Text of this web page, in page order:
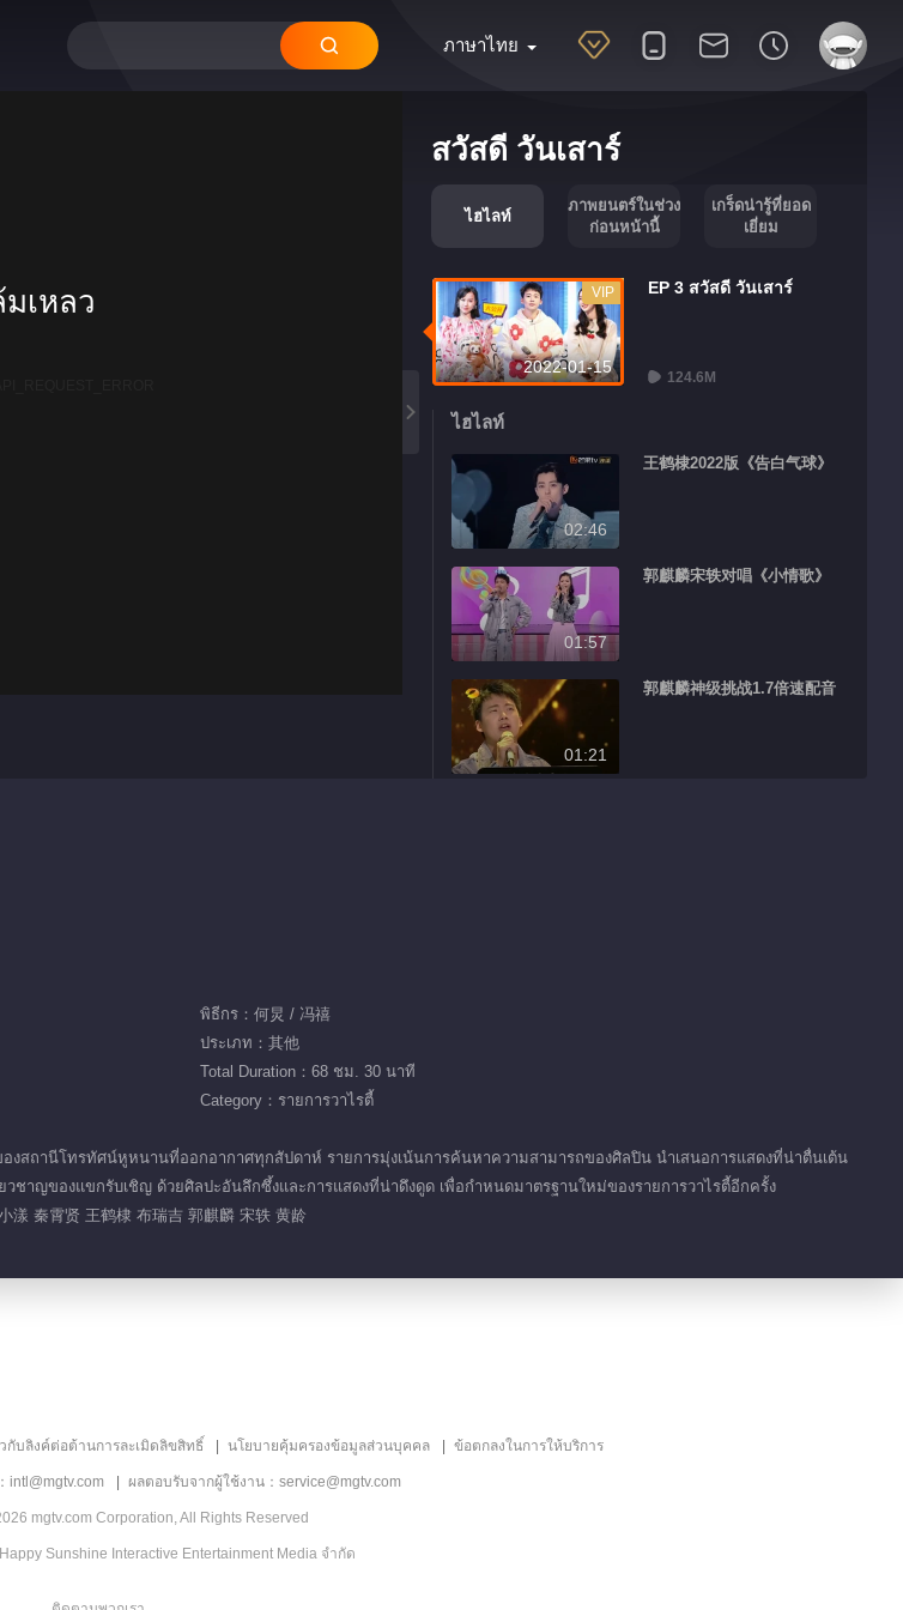
ภาษาไทย
สวัสดี วันเสาร์
ไฮไลท์
ภาพยนตร์ในช่วง
ก่อนหน้านี้
เกร็ดน่ารู้ที่ยอด
เยี่ยม
2022-01-15
VIP EP 3 สวัสดี วันเสาร์
124.6M
ไฮไลท์
02:46
王鹤棣2022版《告白气球》
01:57
郭麒麟宋轶对唱《小情歌》
01:21
郭麒麟神级挑战1.7倍速配音
เหลว
พิธีกร：何炅 / 冯禧
ประเภท：其他
Total Duration：68 ชม. 30 นาที
Category：รายการวาไรตี้
ของสถานีโทรทัศน์หูหนานที่ออกอากาศทุกสัปดาห์ รายการมุ่งเน้นการค้นหาความสามารถของศิลปิน นำเสนอการแสดงที่น่าตื่นเต้น
ชาญของแขกรับเชิญ ด้วยศิลปะอันลึกซึ้งและการแสดงที่น่าดึงดูด เพื่อกำหนดมาตรฐานใหม่ของรายการวาไรตี้อีกครั้ง
漾 秦霄贤 王鹤棣 布瑞吉 郭麒麟 宋轶 黄龄
กับลิงค์ต่อต้านการละเมิดลิขสิทธิ์ นโยบายคุ้มครองข้อมูลส่วนบุคคล ข้อตกลงในการให้บริการ
intl@mgtv.com ผลตอบรับจากผู้ใช้งาน：service@mgtv.com
mgtv.com Corporation, All Rights Reserved
Sunshine Interactive Entertainment Media จำกัด